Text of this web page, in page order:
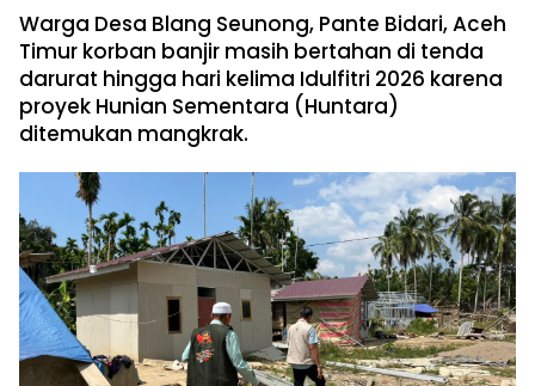
Warga Desa Blang Seunong, Pante Bidari, Aceh
Timur korban banjir masih bertahan di tenda
darurat hingga hari kelima Idulfitri 2026 karena
proyek Hunian Sementara (Huntara)
ditemukan mangkrak.